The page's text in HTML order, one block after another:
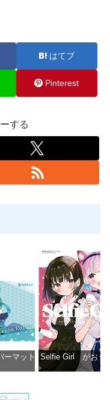
はてブ
Pinterest
する
完成品フィギュア PP942
ーマットコレクション
Selfie Girl がおう